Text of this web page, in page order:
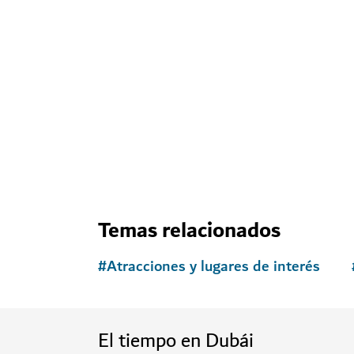
Temas relacionados
#Atracciones y lugares de interés
El tiempo en Dubái